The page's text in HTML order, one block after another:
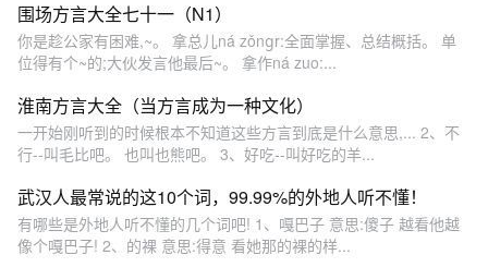
围场方言大全七十一（N1）
你是趁公家有困难,~。 拿总儿ná zǒnɡr:全面掌握、总结概括。 单
位得有个~的;大伙发言他最后~。 拿作ná zuo:...
淮南方言大全（当方言成为一种文化）
一开始刚听到的时候根本不知道这些方言到底是什么意思,... 2、不
行--叫毛比吧。 也叫也熊吧。 3、好吃--叫好吃的羊...
武汉人最常说的这10个词，99.99%的外地人听不懂！
有哪些是外地人听不懂的几个词吧! 1、嘎巴子 意思:傻子 越看他越
像个嘎巴子! 2、的裸 意思:得意 看她那的裸的样...